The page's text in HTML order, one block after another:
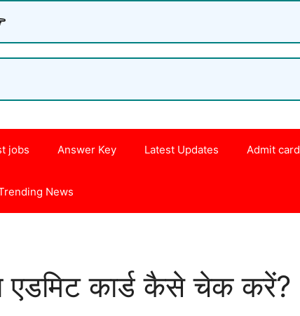
jobs Answer Key Latest Updates Admit card
News
कार्ड कैसे चेक करें?